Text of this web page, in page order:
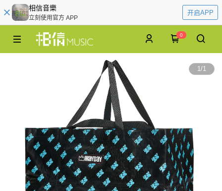
相信音樂
立刻使用官方 APP
开启APP
0
1/1